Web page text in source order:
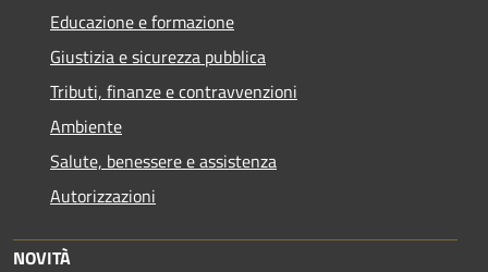
Educazione e formazione
Giustizia e sicurezza pubblica
Tributi, finanze e contravvenzioni
Ambiente
Salute, benessere e assistenza
Autorizzazioni
NOVITÀ